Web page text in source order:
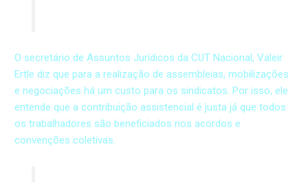
O secretário de Assuntos Jurídicos da CUT Nacional, Valeir
Ertle diz que para a realização de assembleias, mobilizações
e negociações há um custo para os sindicatos. Por isso, ele
entende que a contribuição assistencial é justa já que todos
os trabalhadores são beneficiados nos acordos e
convenções coletivas.